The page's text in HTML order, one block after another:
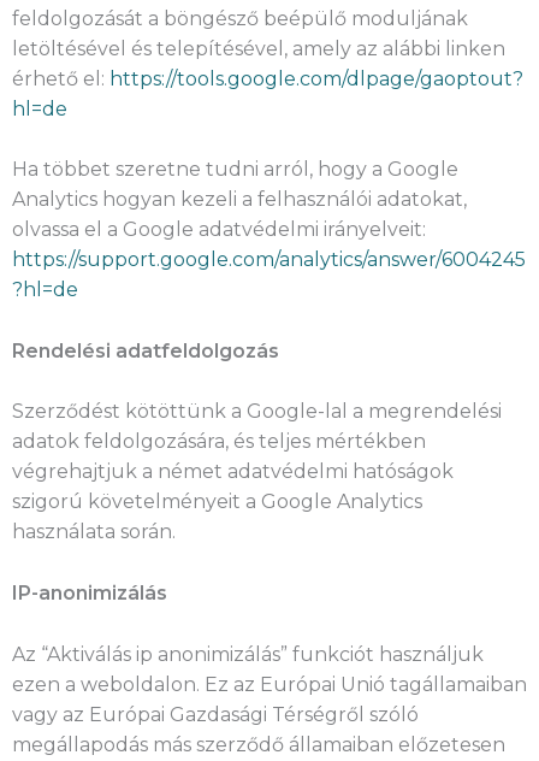
feldolgozását a böngésző beépülő moduljának
letöltésével és telepítésével, amely az alábbi linken
érhető el: https://tools.google.com/dlpage/gaoptout?
hl=de
Ha többet szeretne tudni arról, hogy a Google
Analytics hogyan kezeli a felhasználói adatokat,
olvassa el a Google adatvédelmi irányelveit:
https://support.google.com/analytics/answer/6004245
?hl=de
Rendelési adatfeldolgozás
Szerződést kötöttünk a Google-lal a megrendelési
adatok feldolgozására, és teljes mértékben
végrehajtjuk a német adatvédelmi hatóságok
szigorú követelményeit a Google Analytics
használata során.
IP-anonimizálás
Az “Aktiválás ip anonimizálás” funkciót használjuk
ezen a weboldalon. Ez az Európai Unió tagállamaiban
vagy az Európai Gazdasági Térségről szóló
megállapodás más szerződő államaiban előzetesen